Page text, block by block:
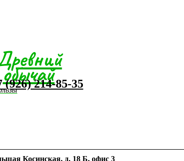
обычай
(926) 214-85-35
Косинская, д. 18 Б, офис 3